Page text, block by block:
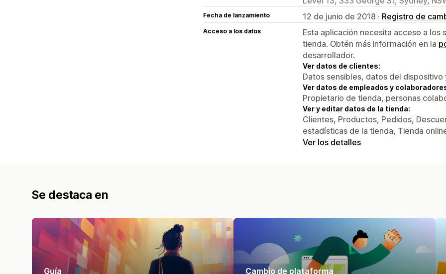
Fecha de lanzamiento 12 de junio de 2018 · Registro de
Acceso a los datos
Esta aplicación necesita acceso a los
tienda. Obtén más información en la
desarrollador.
Ver datos de clientes:
Datos sensibles, datos del dispositivo
Ver datos de empleados y
Propietario de tienda, personas
Ver y editar datos de la tienda:
Clientes, Productos, Pedidos,
estadísticas de la tienda, Tienda
Ver los detalles
Se destaca en
Guía Cambio de plataforma